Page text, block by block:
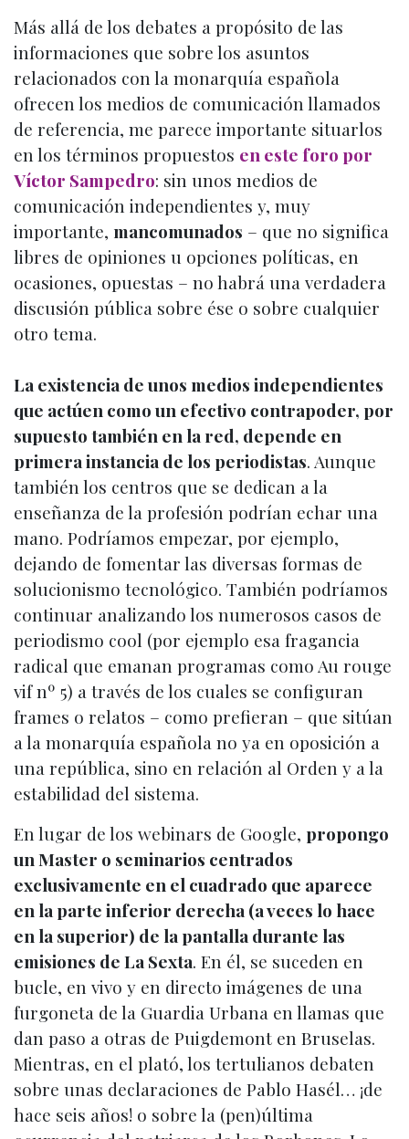
Más allá de los debates a propósito de las
informaciones que sobre los asuntos
relacionados con la monarquía española
ofrecen los medios de comunicación llamados
de referencia, me parece importante situarlos
en los términos propuestos en este foro por
Víctor Sampedro: sin unos medios de
comunicación independientes y, muy
importante, mancomunados – que no significa
libres de opiniones u opciones políticas, en
ocasiones, opuestas – no habrá una verdadera
discusión pública sobre ése o sobre cualquier
otro tema.
La existencia de unos medios independientes
que actúen como un efectivo contrapoder, por
supuesto también en la red, depende en
primera instancia de los periodistas. Aunque
también los centros que se dedican a la
enseñanza de la profesión podrían echar una
mano. Podríamos empezar, por ejemplo,
dejando de fomentar las diversas formas de
solucionismo tecnológico. También podríamos
continuar analizando los numerosos casos de
periodismo cool (por ejemplo esa fragancia
radical que emanan programas como Au rouge
vif nº 5) a través de los cuales se configuran
frames o relatos – como prefieran – que sitúan
a la monarquía española no ya en oposición a
una república, sino en relación al Orden y a la
estabilidad del sistema.
En lugar de los webinars de Google, propongo
un Master o seminarios centrados
exclusivamente en el cuadrado que aparece
en la parte inferior derecha (a veces lo hace
en la superior) de la pantalla durante las
emisiones de La Sexta. En él, se suceden en
bucle, en vivo y en directo imágenes de una
furgoneta de la Guardia Urbana en llamas que
dan paso a otras de Puigdemont en Bruselas.
Mientras, en el plató, los tertulianos debaten
sobre unas declaraciones de Pablo Hasél… ¡de
hace seis años! o sobre la (pen)última